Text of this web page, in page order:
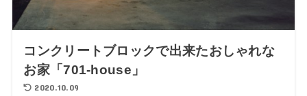
コンクリートブロックで出来たおしゃれな
お家「701-house」
2020.10.09